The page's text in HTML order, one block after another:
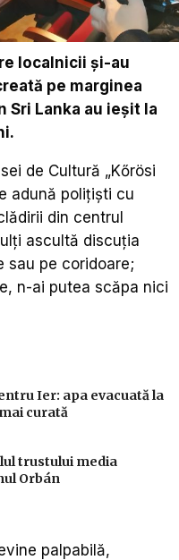
localnicii şi-au
pe marginea
Sri Lanka au ieşit la
de Cultură „Kőrösi
adună poliţişti cu
din centrul
ascultă discuţia
sau pe coridoare;
n-ai putea scăpa nici
Ier: apa evacuată la
curată
trustului media
Orbán
palpabilă,